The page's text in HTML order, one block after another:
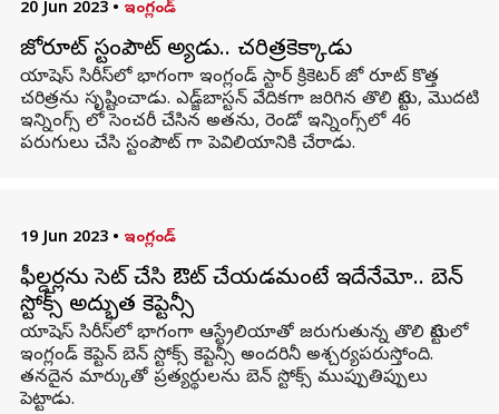
20 Jun 2023 • ఇంగ్లండ్
జోరూట్ స్టంపౌట్ అయ్యాడు.. చరిత్రకెక్కాడు
యాషెస్ సిరీస్‌లో భాగంగా ఇంగ్లండ్ స్టార్ క్రికెటర్ జో రూట్ కొత్త
చరిత్రను సృష్టించాడు. ఎడ్జ్‌బాస్టన్ వేదికగా జరిగిన తొలి టెస్టు, మొదటి
ఇన్నింగ్స్ లో సెంచరీ చేసిన అతను, రెండో ఇన్నింగ్స్‌లో 46
పరుగులు చేసి స్టంపౌట్ గా పెవిలియానికి చేరాడు.
19 Jun 2023 • ఇంగ్లండ్
ఫీల్డర్లను సెట్ చేసి ఔట్ చేయడమంటే ఇదేనేమో.. బెన్
స్టోక్స్ అద్భుత కెప్టెన్సీ
యాషెస్ సిరీస్‌లో భాగంగా ఆస్ట్రేలియాతో జరుగుతున్న తొలి టెస్టులో
ఇంగ్లండ్ కెప్టెన్ బెన్ స్టోక్స్ కెప్టెన్సీ అందరినీ అశ్చర్యపరుస్తోంది.
తనదైన మార్కుతో ప్రత్యర్థులను బెన్ స్టోక్స్ ముప్పుతిప్పులు
పెట్టాడు.